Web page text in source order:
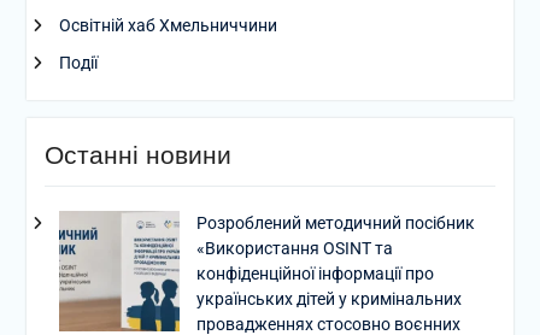
Освітній хаб Хмельниччини
Події
Останні новини
Розроблений методичний посібник
«Використання OSINT та
конфіденційної інформації про
українських дітей у кримінальних
провадженнях стосовно воєнних